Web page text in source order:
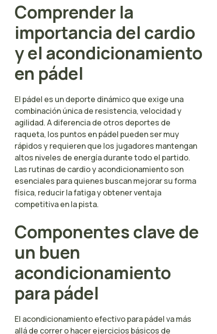
Comprender la
importancia del cardio
y el acondicionamiento
en pádel
El pádel es un deporte dinámico que exige una
combinación única de resistencia, velocidad y
agilidad. A diferencia de otros deportes de
raqueta, los puntos en pádel pueden ser muy
rápidos y requieren que los jugadores mantengan
altos niveles de energía durante todo el partido.
Las rutinas de cardio y acondicionamiento son
esenciales para quienes buscan mejorar su forma
física, reducir la fatiga y obtener ventaja
competitiva en la pista.
Componentes clave de
un buen
acondicionamiento
para pádel
El acondicionamiento efectivo para pádel va más
allá de correr o hacer ejercicios básicos de